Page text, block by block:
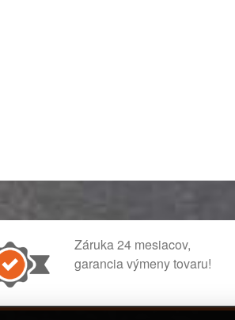
Záruka 24 mesiacov,
garancia výmeny tovaru!